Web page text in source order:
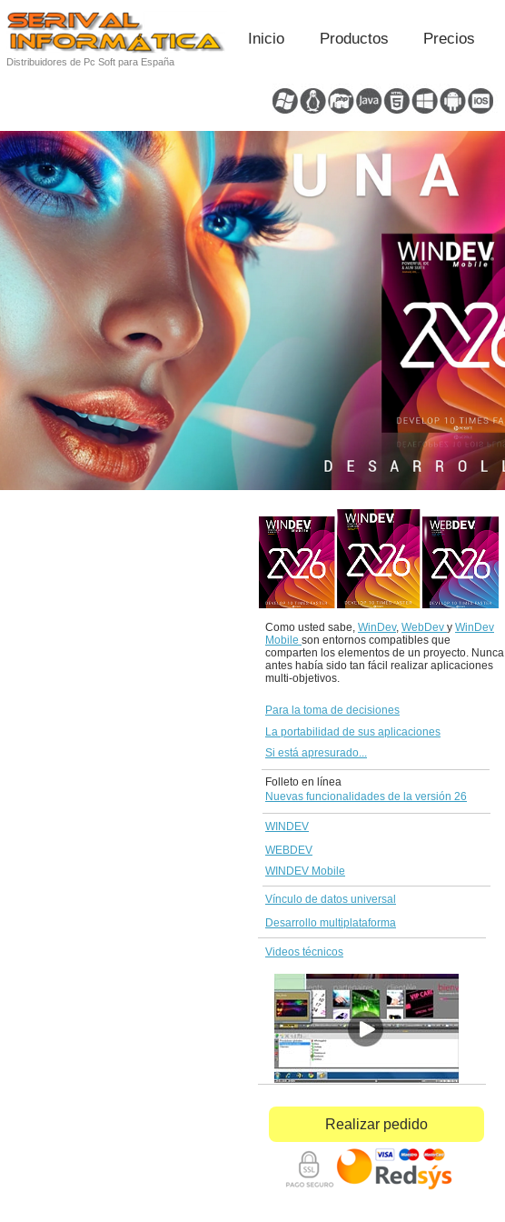
Distribuidores de Pc Soft para España
Como usted sabe, WinDev, WebDev y WinDev
Mobile son entornos compatibles que
comparten los elementos de un proyecto. Nunca
antes había sido tan fácil realizar aplicaciones
multi-objetivos.
Para la toma de decisiones
La portabilidad de sus aplicaciones
Si está apresurado...
Folleto en línea
Nuevas funcionalidades de la versión 26
WINDEV
WEBDEV
WINDEV Mobile
Vínculo de datos universal
Desarrollo multiplataforma
Videos técnicos
Realizar pedido
Inicio Productos Precios